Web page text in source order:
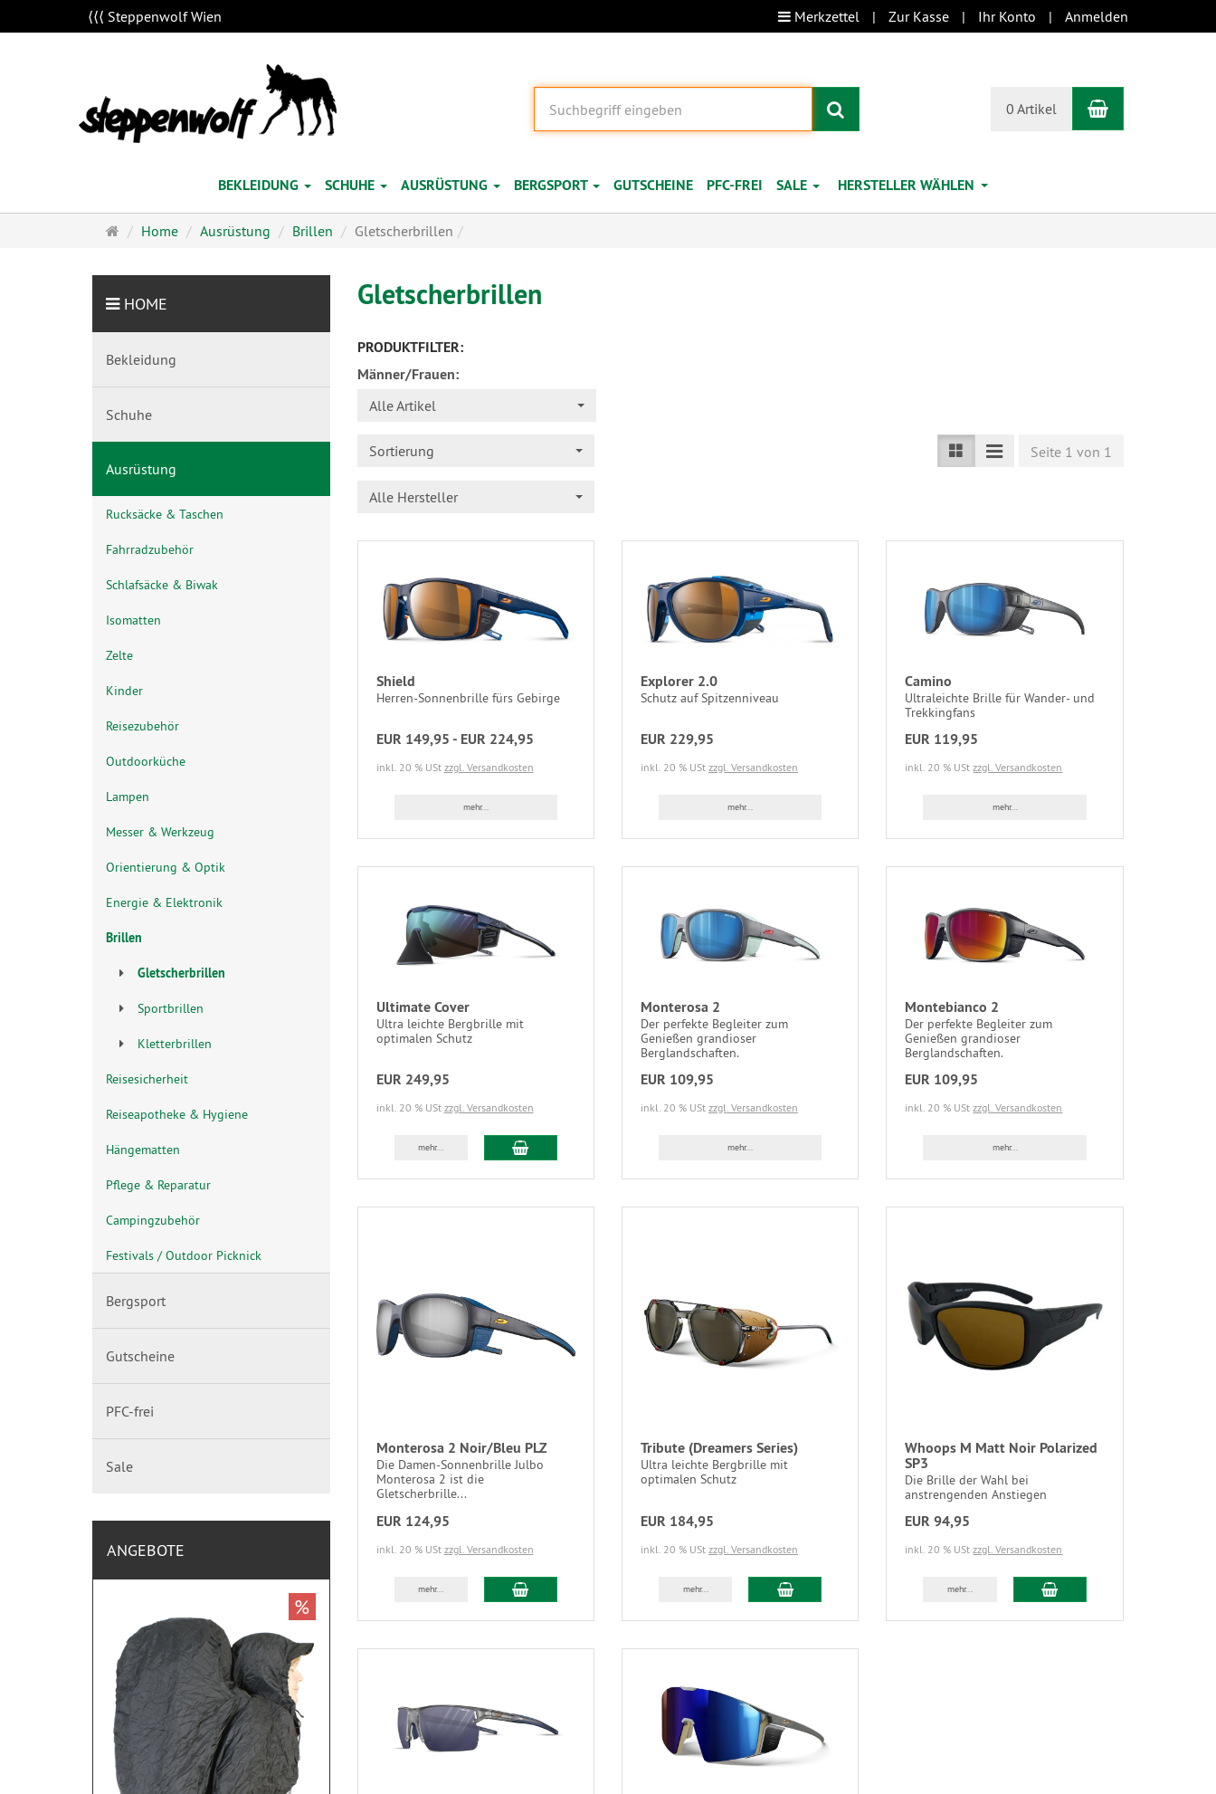
⟨⟨⟨ Steppenwolf Wien Merkzettel Zur Kasse Ihr Konto Anmelden
0 Artikel Warenkorb
BEKLEIDUNG SCHUHE AUSRÜSTUNG BERGSPORT GUTSCHEINE PFC-FREI SALE HERSTELLER WÄHLEN
Startseite
Home Ausrüstung Brillen Gletscherbrillen
Gletscherbrillen
PRODUKTFILTER:
Männer/Frauen:
Alle Artikel
Sortierung
Alle Hersteller
Seite 1 von 1
Shield
Herren-Sonnenbrille fürs Gebirge
EUR 149,95 - EUR 224,95
inkl. 20 % USt zzgl. Versandkosten
mehr...
Explorer 2.0
Schutz auf Spitzenniveau
EUR 229,95
inkl. 20 % USt zzgl. Versandkosten
mehr...
Camino
Ultraleichte Brille für Wander- und
Trekkingfans
EUR 119,95
inkl. 20 % UStzzgl. Versandkosten
mehr...
Ultimate Cover
Ultra leichte Bergbrille mit
optimalen Schutz
EUR 249,95
inkl. 20 % USt zzgl. Versandkosten
mehr...
Monterosa 2
Der perfekte Begleiter zum
Genießen grandioser
Berglandschaften.
EUR 109,95
inkl. 20 % USt zzgl. Versandkosten
mehr...
Montebianco 2
Der perfekte Begleiter zum
Genießen grandioser
Berglandschaften.
EUR 109,95
inkl. 20 % UStzzgl. Versandkosten
mehr...
Monterosa 2 Noir/Bleu PLZ
Die Damen-Sonnenbrille Julbo
Monterosa 2 ist die
Gletscherbrille...
EUR 124,95
inkl. 20 % USt zzgl. Versandkosten
mehr...
Tribute (Dreamers Series)
Ultra leichte Bergbrille mit
optimalen Schutz
EUR 184,95
inkl. 20 % USt zzgl. Versandkosten
mehr...
Whoops M Matt Noir Polarized
SP3
Die Brille der Wahl bei
anstrengenden Anstiegen
EUR 94,95
inkl. 20 % UStzzgl. Versandkosten
mehr...
HOME
Bekleidung
Schuhe
Ausrüstung
Rucksäcke & Taschen
Fahrradzubehör
Schlafsäcke & Biwak
Isomatten
Zelte
Kinder
Reisezubehör
Outdoorküche
Lampen
Messer & Werkzeug
Orientierung & Optik
Energie & Elektronik
Brillen
Gletscherbrillen
Sportbrillen
Kletterbrillen
Reisesicherheit
Reiseapotheke & Hygiene
Hängematten
Pflege & Reparatur
Campingzubehör
Festivals / Outdoor Picknick
Bergsport
Gutscheine
PFC-frei
Sale
ANGEBOTE
%